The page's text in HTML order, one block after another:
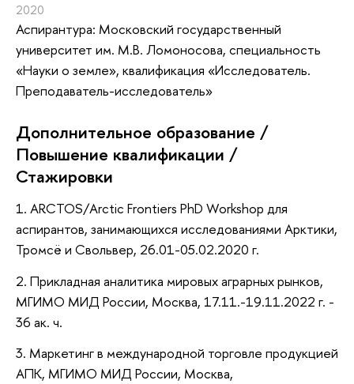
2020
Аспирантура: Московский государственный
университет им. М.В. Ломоносова, специальность
«Науки о земле», квалификация «Исследователь.
Преподаватель-исследователь»
Дополнительное образование /
Повышение квалификации /
Стажировки
1. ARCTOS/Arctic Frontiers PhD Workshop для
аспирантов, занимающихся исследованиями Арктики,
Тромсё и Свольвер, 26.01-05.02.2020 г.
2. Прикладная аналитика мировых аграрных рынков,
МГИМО МИД России, Москва, 17.11.-19.11.2022 г. -
36 ак. ч.
3. Маркетинг в международной торговле продукцией
АПК, МГИМО МИД России, Москва,